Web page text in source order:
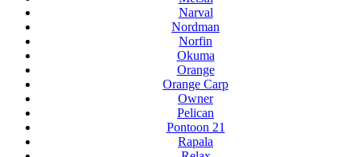
Narval
Nordman
Norfin
Okuma
Orange
Orange Carp
Owner
Pelican
Pontoon 21
Rapala